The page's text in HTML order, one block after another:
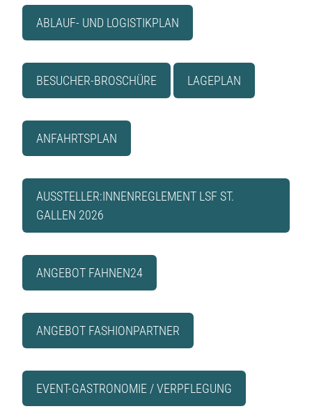
ABLAUF- UND LOGISTIKPLAN
BESUCHER-BROSCHÜRE LAGEPLAN
ANFAHRTSPLAN
AUSSTELLER:INNENREGLEMENT LSF ST.
GALLEN 2026
ANGEBOT FAHNEN24
ANGEBOT FASHIONPARTNER
EVENT-GASTRONOMIE / VERPFLEGUNG